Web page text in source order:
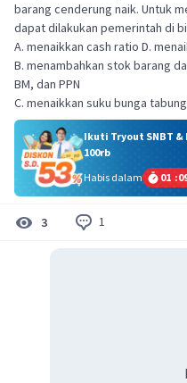
barang cenderung naik. Untuk
dapat dilakukan pemerintah di
A. menaikkan cash ratio D.
B. menambahkan stok barang
BM, dan PPN
C. menaikkan suku bunga
Ikuti Tryout SNBT &
100rb
Habis dalam
01 :
3 1